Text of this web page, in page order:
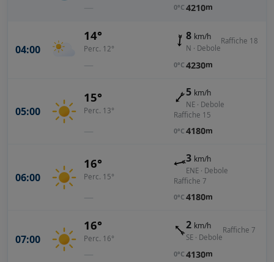
— 0°C 4210m
04:00
14°
Perc. 12°
—
8 km/h
N · Debole
Raffiche 18
0°C 4230m
05:00
15°
Perc. 13°
—
5 km/h
NE · Debole
Raffiche 15
0°C 4180m
06:00
16°
Perc. 15°
—
3 km/h
ENE · Debole
Raffiche 7
0°C 4180m
07:00
16°
Perc. 16°
—
2 km/h
SE · Debole
Raffiche 7
0°C 4130m